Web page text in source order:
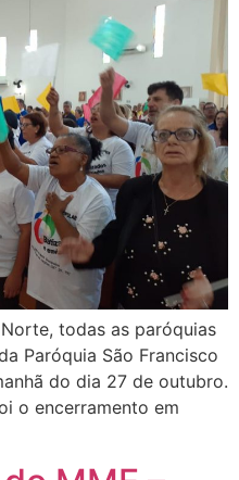
todas as paróquias
Paróquia São Francisco
do dia 27 de outubro.
o encerramento em